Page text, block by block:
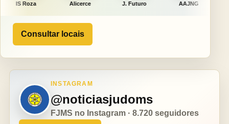
Alicerce J. Futuro AAJNG TSURU
Consultar locais
INSTAGRAM
@noticiasjudoms
FJMS no Instagram · 8.720 seguidores